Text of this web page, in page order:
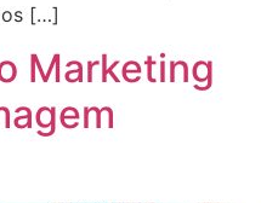
os […]
Marketing